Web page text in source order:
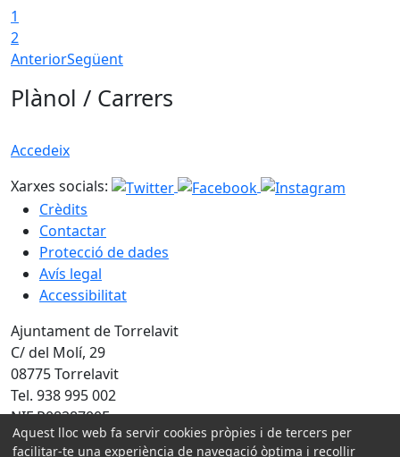
1
2
AnteriorSegüent
Plànol / Carrers
Accedeix
Xarxes socials:
Crèdits
Contactar
Protecció de dades
Avís legal
Accessibilitat
Ajuntament de Torrelavit
C/ del Molí, 29
08775 Torrelavit
Tel. 938 995 002
NIF P0828700E
Amb la col·laboració de:
Aquest lloc web fa servir cookies pròpies i de tercers per
facilitar-te una experiència de navegació òptima i recollir